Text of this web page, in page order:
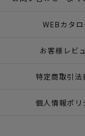
WEBカタロ
お客様レビ
特定商取引法
個人情報ポリ